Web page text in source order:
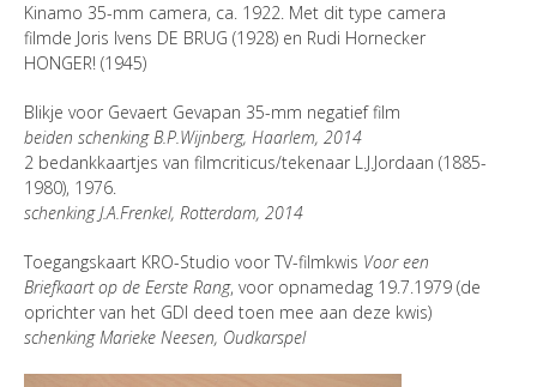
Kinamo 35-mm camera, ca. 1922. Met dit type camera
filmde Joris Ivens DE BRUG (1928) en Rudi Hornecker
HONGER! (1945)
Blikje voor Gevaert Gevapan 35-mm negatief film
beiden schenking B.P.Wijnberg, Haarlem, 2014
2 bedankkaartjes van filmcriticus/tekenaar L.J.Jordaan (1885-
1980), 1976.
schenking J.A.Frenkel, Rotterdam, 2014
Toegangskaart KRO-Studio voor TV-filmkwis Voor een
Briefkaart op de Eerste Rang, voor opnamedag 19.7.1979 (de
oprichter van het GDI deed toen mee aan deze kwis)
schenking Marieke Neesen, Oudkarspel